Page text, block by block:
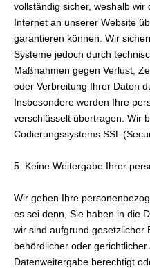
vollständig sicher, weshalb
Internet an unserer Website
garantieren können. Wir
Systeme jedoch durch
Maßnahmen gegen Verlust,
oder Verbreitung Ihrer Daten
Insbesondere werden Ihre
verschlüsselt übertragen. Wir
Codierungssystems SSL
5. Keine Weitergabe Ihrer
Wir geben Ihre
es sei denn, Sie haben in die
wir sind aufgrund gesetzlicher
behördlicher oder
Datenweitergabe berechtigt